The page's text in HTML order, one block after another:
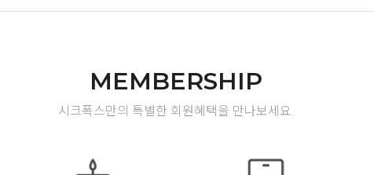
MEMBERSHIP
시크폭스만의 특별한 회원혜택을 만나보세요.